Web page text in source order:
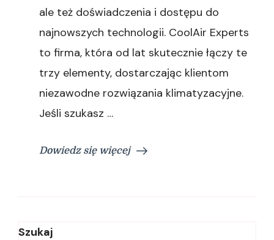
na
klimatyzacji
w
ale też doświadczenia i dostępu do
najnowszych technologii. CoolAir Experts
to firma, która od lat skutecznie łączy te
trzy elementy, dostarczając klientom
niezawodne rozwiązania klimatyzacyjne.
Jeśli szukasz …
Dowiedz się więcej
Szukaj